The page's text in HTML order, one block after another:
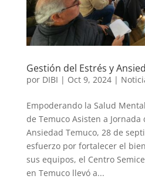
Gestión del Estrés y
por DIBI | Oct 9, 2024|
Empoderando la Salud
de Temuco Asisten a
Ansiedad Temuco, 28 de
esfuerzo por fortalecer el
sus equipos, el Centro
en Temuco llevó a...